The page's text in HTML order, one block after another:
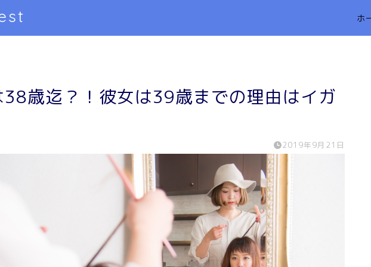
ホ
歳迄？！彼女は39歳までの理由はイガ
2019年9月21日